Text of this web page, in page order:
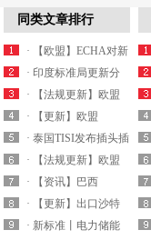
同类文章排行
· 【欧盟】ECHA对新
一批潜在的S...
· 印度标准局更新分
体式空调ISI认证...
· 【法规更新】欧盟
委员会发布RoHS...
· 【更新】欧盟
REACH附录XVII...
· 泰国TISI发布插头插
座和电源组件...
· 【法规更新】欧盟
EN 14350:2020 ...
· 【资讯】巴西
ANATEL发布5G认...
· 【更新】出口沙特
的插头插座及排插...
· 新标准丨电力储能